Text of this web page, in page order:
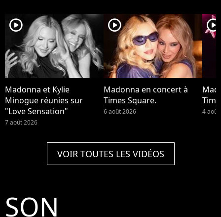
player2
Madonna et Kylie
Minogue réunies sur
"Love Sensation"
7 août 2026
player2
Madonna en concert à
Times Square.
6 août 2026
player2
4 août
VOIR TOUTES LES VIDÉOS
SON